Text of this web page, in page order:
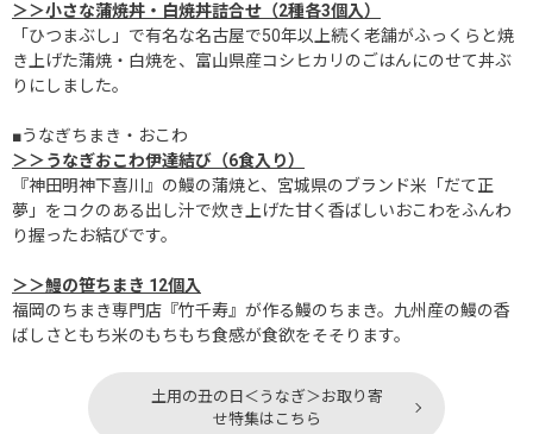
＞＞小さな蒲焼丼・白焼丼詰合せ（2種各3個入）
「ひつまぶし」で有名な名古屋で50年以上続く老舗がふっくらと焼
き上げた蒲焼・白焼を、富山県産コシヒカリのごはんにのせて丼ぶ
りにしました。
■うなぎちまき・おこわ
＞＞うなぎおこわ伊達結び（6食入り）
『神田明神下喜川』の鰻の蒲焼と、宮城県のブランド米「だて正
夢」をコクのある出し汁で炊き上げた甘く香ばしいおこわをふんわ
り握ったお結びです。
＞＞鰻の笹ちまき 12個入
福岡のちまき専門店『竹千寿』が作る鰻のちまき。九州産の鰻の香
ばしさともち米のもちもち食感が食欲をそそります。
土用の丑の日＜うなぎ＞お取り寄
せ特集はこちら